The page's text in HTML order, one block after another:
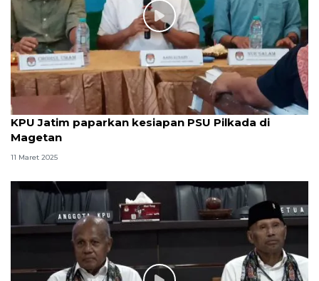
KPU Jatim paparkan kesiapan PSU Pilkada di
Magetan
11 Maret 2025